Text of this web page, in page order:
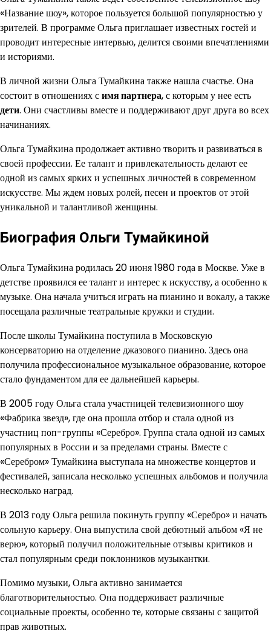
«Название шоу», которое пользуется большой популярностью у
зрителей. В программе Ольга приглашает известных гостей и
проводит интересные интервью, делится своими впечатлениями
и историями.
В личной жизни Ольга Тумайкина также нашла счастье. Она
состоит в отношениях симя партнера, с которым у нее есть
дети. Они счастливы вместе и поддерживают друг друга во всех
начинаниях.
Ольга Тумайкина продолжает активно творить и развиваться в
своей профессии. Ее талант и привлекательность делают ее
одной из самых ярких и успешных личностей в современном
искусстве. Мы ждем новых ролей, песен и проектов от этой
уникальной и талантливой женщины.
Биография Ольги Тумайкиной
Ольга Тумайкина родилась 20 июня 1980 года в Москве. Уже в
детстве проявился ее талант и интерес к искусству, а особенно к
музыке. Она начала учиться играть на пианино и вокалу, а также
посещала различные театральные кружки и студии.
После школы Тумайкина поступила в Московскую
консерваторию на отделение джазового пианино. Здесь она
получила профессиональное музыкальное образование, которое
стало фундаментом для ее дальнейшей карьеры.
В 2005 году Ольга стала участницей телевизионного шоу
«Фабрика звезд», где она прошла отбор и стала одной из
участниц поп-группы «Серебро». Группа стала одной из самых
популярных в России и за пределами страны. Вместе с
«Серебром» Тумайкина выступала на множестве концертов и
фестивалей, записала несколько успешных альбомов и получила
несколько наград.
В 2013 году Ольга решила покинуть группу «Серебро» и начать
сольную карьеру. Она выпустила свой дебютный альбом «Я не
верю», который получил положительные отзывы критиков и
стал популярным среди поклонников музыкантки.
Помимо музыки, Ольга активно занимается
благотворительностью. Она поддерживает различные
социальные проекты, особенно те, которые связаны с защитой
прав животных.